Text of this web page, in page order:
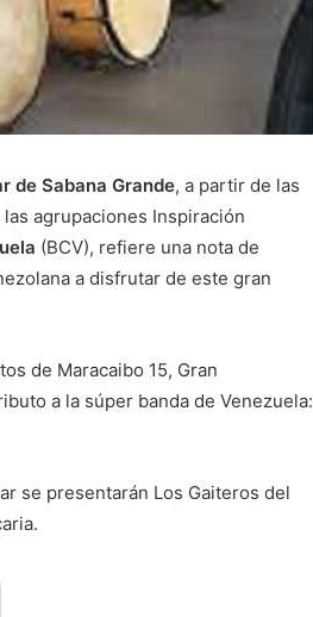
de Sabana Grande, a partir de las
agrupaciones Inspiración
(BCV), refiere una nota de
a disfrutar de este gran
de Maracaibo 15, Gran
a la súper banda de Venezuela:
se presentarán Los Gaiteros del